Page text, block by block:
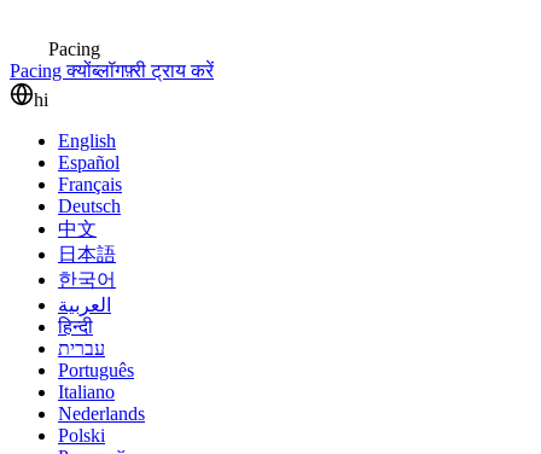
Pacing
Pacing क्योंब्लॉगफ़्री ट्राय करें
hi
English
Español
Français
Deutsch
中文
日本語
한국어
العربية
हिन्दी
עברית
Português
Italiano
Nederlands
Polski